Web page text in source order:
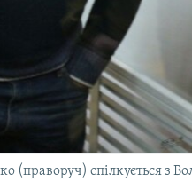
(праворуч) спілкується з